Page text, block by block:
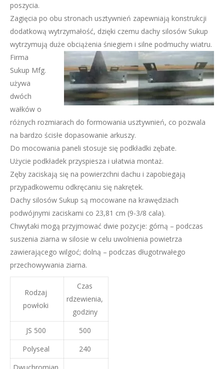
poszycia.
Zagięcia po obu stronach usztywnień zapewniają konstrukcji
dodatkową wytrzymałość, dzięki czemu dachy silosów Sukup
wytrzymują duże obciążenia śniegiem i silne podmuchy wiatru.
Firma
Sukup Mfg.
używa
dwóch
wałków o
różnych rozmiarach do formowania usztywnień, co pozwala
na bardzo ścisłe dopasowanie arkuszy.
Do mocowania paneli stosuje się podkładki zębate.
Użycie podkładek przyspiesza i ułatwia montaż.
Zęby zaciskają się na powierzchni dachu i zapobiegają
przypadkowemu odkręcaniu się nakrętek.
Dachy silosów Sukup są mocowane na krawędziach
podwójnymi zaciskami co 23,81 cm (9-3/8 cala).
Chwytaki mogą przyjmować dwie pozycje: górną – podczas
suszenia ziarna w silosie w celu uwolnienia powietrza
zawierającego wilgoć; dolną – podczas długotrwałego
przechowywania ziarna.
Rodzaj
powłoki
Czas
rdzewienia,
godziny
JS 500
500
Polyseal
240